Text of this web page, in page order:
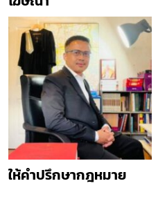
ให้คำปรึกษากฎหมาย